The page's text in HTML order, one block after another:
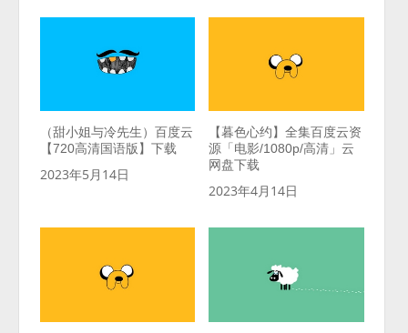
（甜小姐与冷先生）百度云
【720高清国语版】下载
2023年5月14日
【暮色心约】全集百度云资
源「电影/1080p/高清」云
网盘下载
2023年4月14日